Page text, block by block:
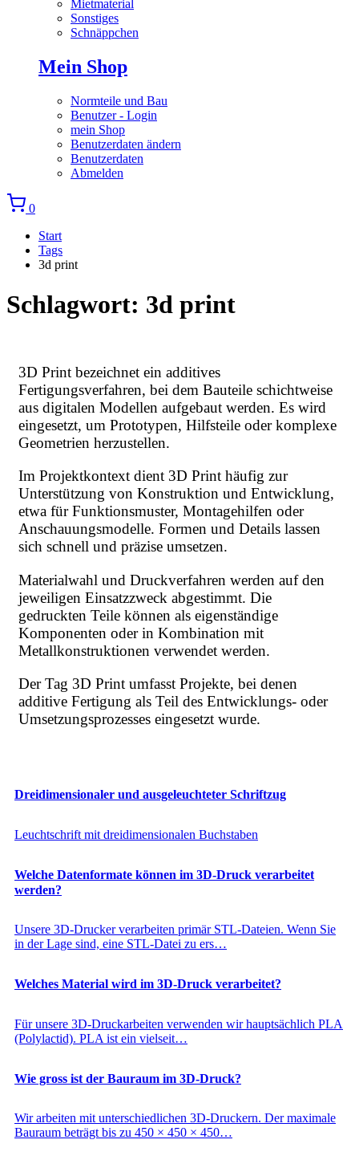
Mietmaterial
Sonstiges
Schnäppchen
Mein Shop
Normteile und Bau
Benutzer - Login
mein Shop
Benutzerdaten ändern
Benutzerdaten
Abmelden
0
Start
Tags
3d print
Schlagwort: 3d print
3D Print bezeichnet ein additives
Fertigungsverfahren, bei dem Bauteile schichtweise
aus digitalen Modellen aufgebaut werden. Es wird
eingesetzt, um Prototypen, Hilfsteile oder komplexe
Geometrien herzustellen.
Im Projektkontext dient 3D Print häufig zur
Unterstützung von Konstruktion und Entwicklung,
etwa für Funktionsmuster, Montagehilfen oder
Anschauungsmodelle. Formen und Details lassen
sich schnell und präzise umsetzen.
Materialwahl und Druckverfahren werden auf den
jeweiligen Einsatzzweck abgestimmt. Die
gedruckten Teile können als eigenständige
Komponenten oder in Kombination mit
Metallkonstruktionen verwendet werden.
Der Tag 3D Print umfasst Projekte, bei denen
additive Fertigung als Teil des Entwicklungs- oder
Umsetzungsprozesses eingesetzt wurde.
Dreidimensionaler und ausgeleuchteter Schriftzug
Leuchtschrift mit dreidimensionalen Buchstaben
Welche Datenformate können im 3D-Druck verarbeitet
werden?
Unsere 3D-Drucker verarbeiten primär STL-Dateien. Wenn Sie
in der Lage sind, eine STL-Datei zu ers…
Welches Material wird im 3D-Druck verarbeitet?
Für unsere 3D-Druckarbeiten verwenden wir hauptsächlich PLA
(Polylactid). PLA ist ein vielseit…
Wie gross ist der Bauraum im 3D-Druck?
Wir arbeiten mit unterschiedlichen 3D-Druckern. Der maximale
Bauraum beträgt bis zu 450 × 450 × 450…